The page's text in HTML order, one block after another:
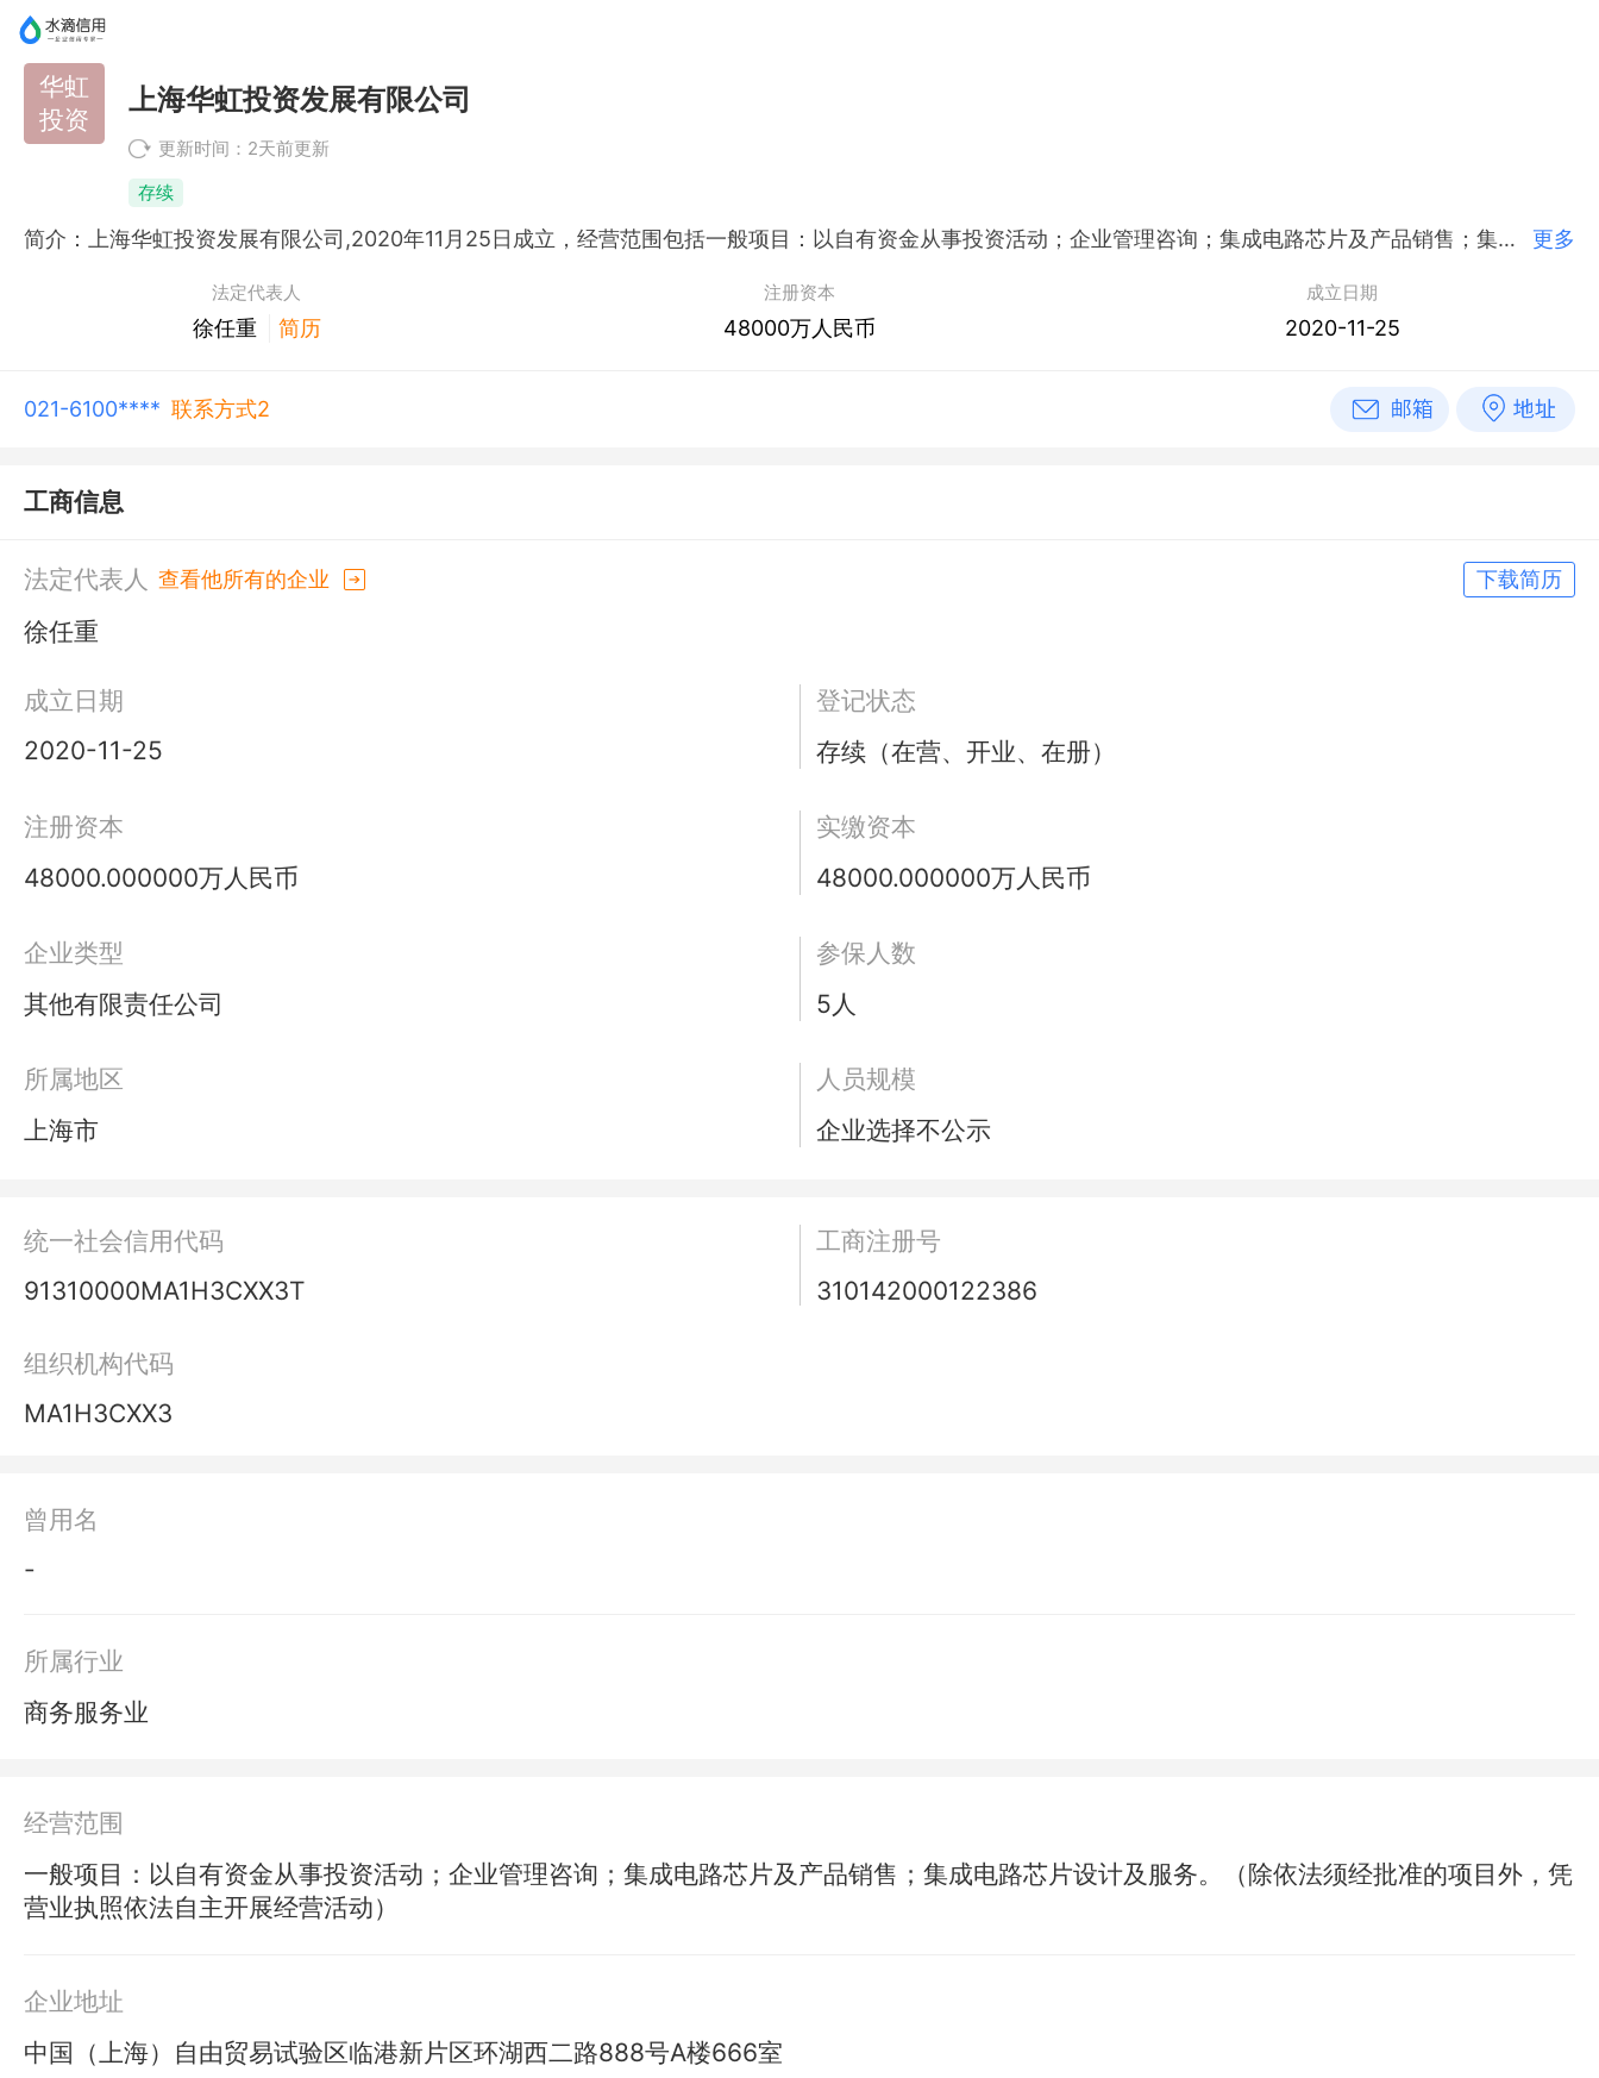
华虹
投资
上海华虹投资发展有限公司
更新时间：2天前更新
存续
简介：上海华虹投资发展有限公司,2020年11月25日成立，经营范围包括一般项目：以自有资金从事投资活动；企业管理咨询；集成电路芯片及产品销售；集成电路芯片设计及服务。（除依法须经批准的项目外，凭营业执照依法自主开展经营活动） 更多
法定代表人
徐任重 简历
注册资本
48000万人民币
成立日期
2020-11-25
021-6100**** 联系方式2
工商信息
法定代表人 查看他所有的企业 下载简历
徐任重
成立日期
2020-11-25
登记状态
存续（在营、开业、在册）
注册资本
48000.000000万人民币
实缴资本
48000.000000万人民币
企业类型
其他有限责任公司
参保人数
5人
所属地区
上海市
人员规模
企业选择不公示
统一社会信用代码
91310000MA1H3CXX3T
工商注册号
310142000122386
组织机构代码
MA1H3CXX3
曾用名
-
所属行业
商务服务业
经营范围
一般项目：以自有资金从事投资活动；企业管理咨询；集成电路芯片及产品销售；集成电路芯片设计及服务。（除依法须经批准的项目外，凭
营业执照依法自主开展经营活动）
企业地址
中国（上海）自由贸易试验区临港新片区环湖西二路888号A楼666室